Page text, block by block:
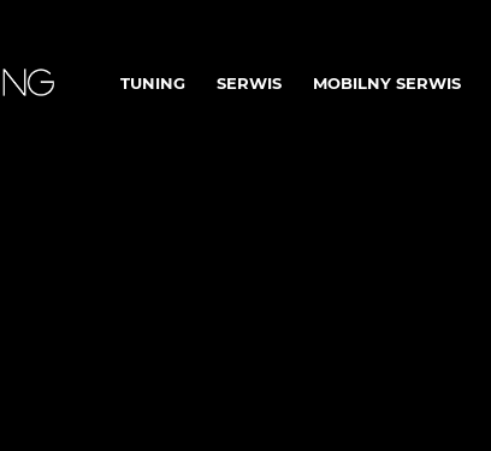
TUNING SERWIS MOBILNY SERWIS